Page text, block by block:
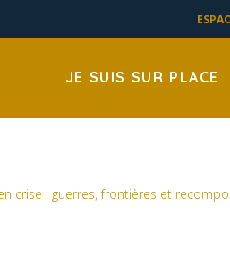
JE SUIS SUR PLACE
crise : guerres, frontières et